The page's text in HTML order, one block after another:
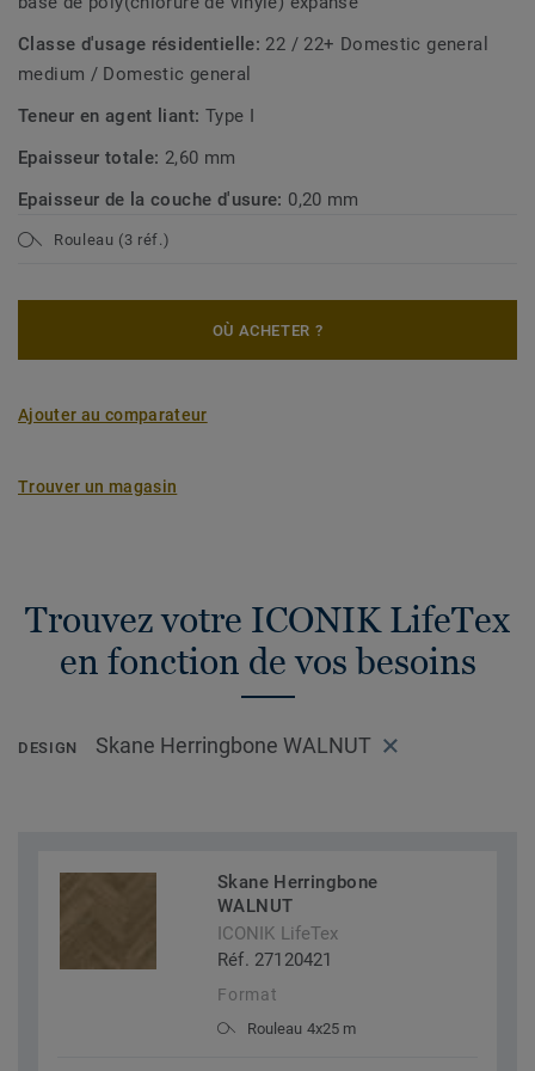
Classe d'usage résidentielle: 22 / 22+ Domestic general
medium / Domestic general
Teneur en agent liant: Type I
Epaisseur totale: 2,60 mm
Epaisseur de la couche d'usure: 0,20 mm
Rouleau (3 réf.)
OÙ ACHETER ?
Ajouter au comparateur
Trouver un magasin
Trouvez votre ICONIK LifeTex
en fonction de vos besoins
DESIGN Skane Herringbone WALNUT
Skane Herringbone
WALNUT
ICONIK LifeTex
Réf. 27120421
Format
Rouleau 4x25 m